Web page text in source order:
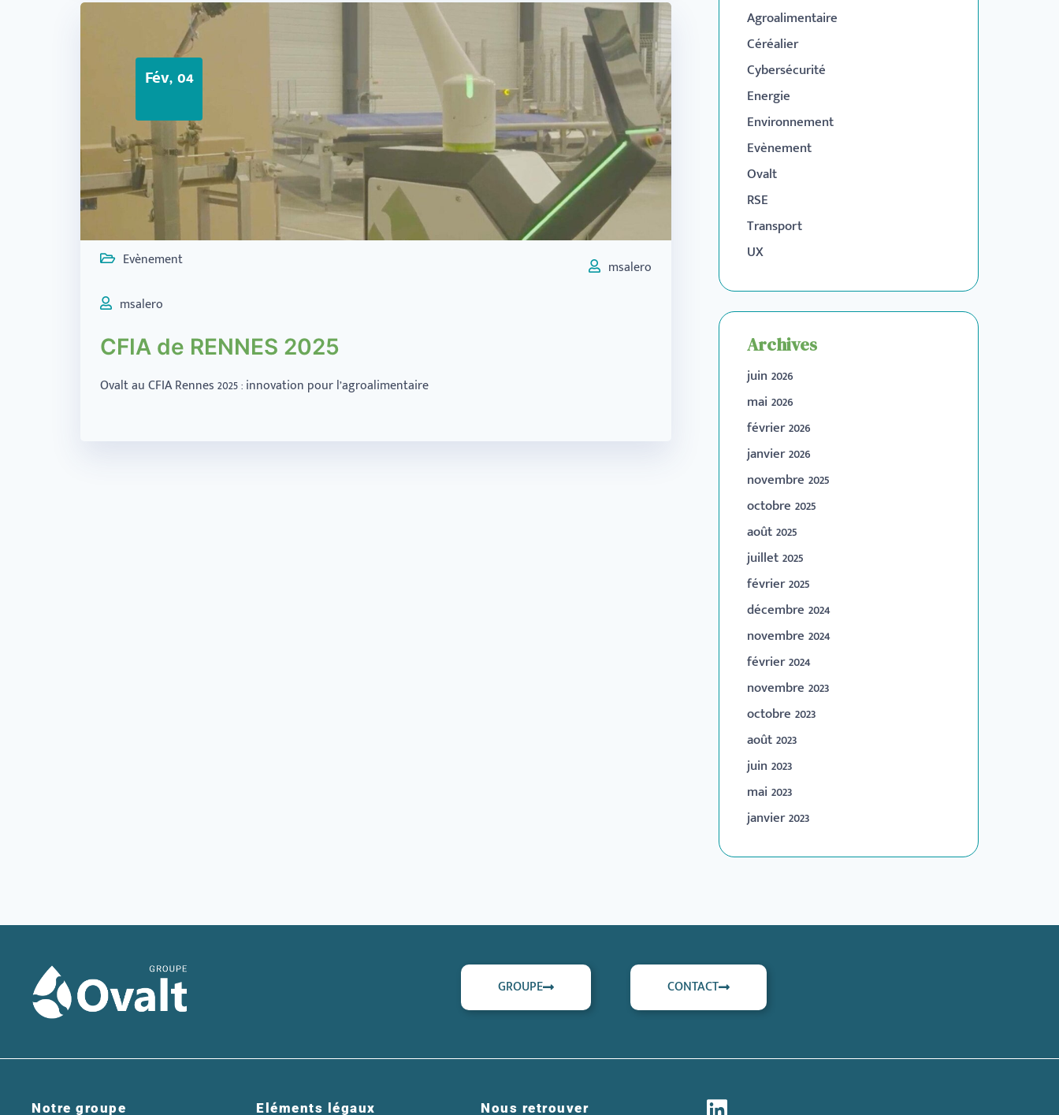
Fév, 04
Evènement
msalero
msalero
CFIA de RENNES 2025
Ovalt au CFIA Rennes 2025 : innovation pour l’agroalimentaire
Agroalimentaire
Céréalier
Cybersécurité
Energie
Environnement
Evènement
Ovalt
RSE
Transport
UX
Archives
juin 2026
mai 2026
février 2026
janvier 2026
novembre 2025
octobre 2025
août 2025
juillet 2025
février 2025
décembre 2024
novembre 2024
février 2024
novembre 2023
octobre 2023
août 2023
juin 2023
mai 2023
janvier 2023
GROUPE CONTACT
Notre groupe Eléments légaux Nous retrouver